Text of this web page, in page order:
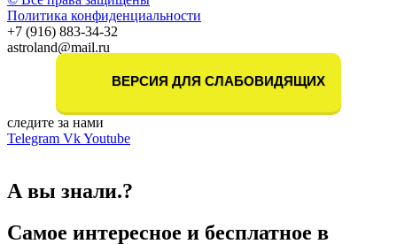
Политика конфиденциальности
+7 (916) 883-34-32
astroland@mail.ru
ВЕРСИЯ ДЛЯ СЛАБОВИДЯЩИХ
следите за нами
Telegram VkYoutube
А вы знали.?
Самое интересное и бесплатное в